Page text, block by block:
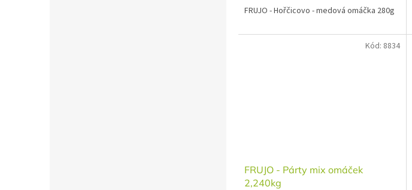
FRUJO - Hořčicovo - medová omáčka 280g
FRUJO - Párty mix omáček
2,240kg
Kód: 8834